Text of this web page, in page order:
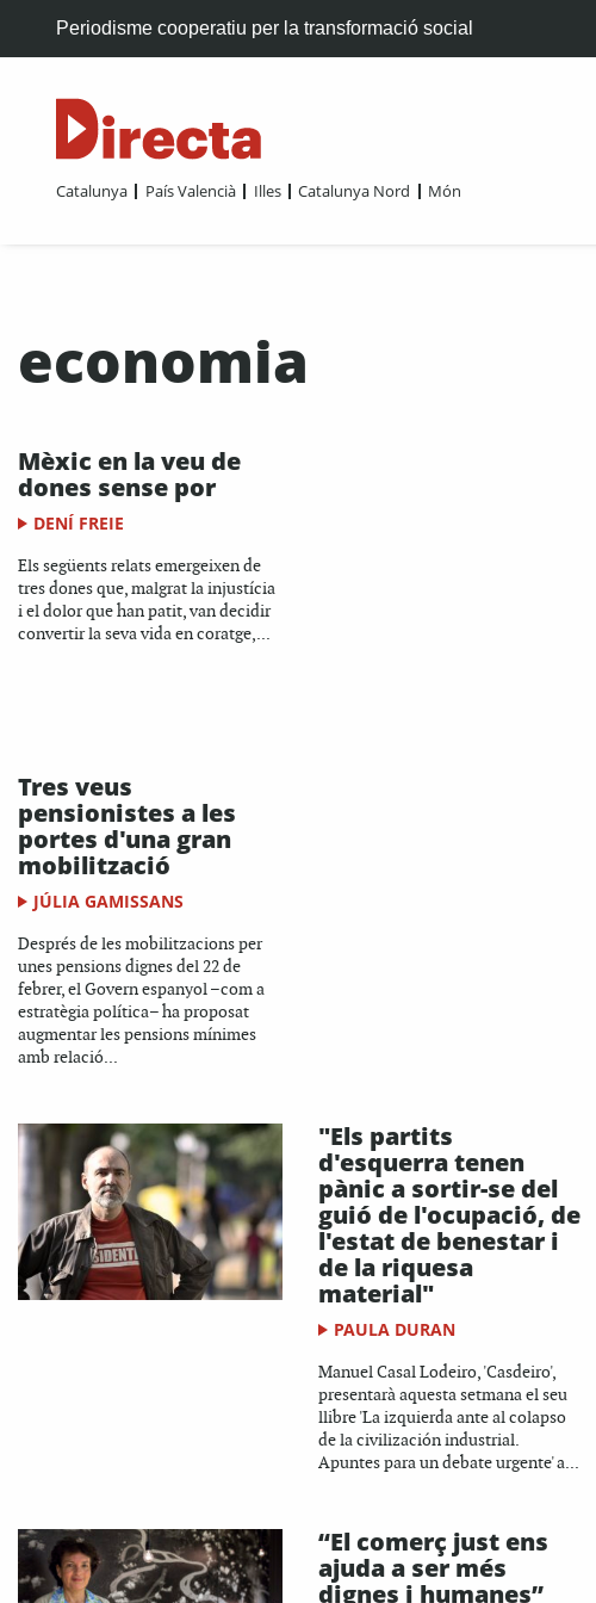
Periodisme cooperatiu per la transformació social
Catalunya País Valencià Illes Catalunya Nord Món
economia
Mèxic en la veu de
dones sense por
DENÍ FREIE
Els següents relats emergeixen de
tres dones que, malgrat la injustícia
i el dolor que han patit, van decidir
convertir la seva vida en coratge,...
Tres veus
pensionistes a les
portes d'una gran
mobilització
JÚLIA GAMISSANS
Després de les mobilitzacions per
unes pensions dignes del 22 de
febrer, el Govern espanyol –com a
estratègia política– ha proposat
augmentar les pensions mínimes
amb relació...
"Els partits
d'esquerra tenen
pànic a sortir-se del
guió de l'ocupació, de
l'estat de benestar i
de la riquesa
material"
PAULA DURAN
Manuel Casal Lodeiro, 'Casdeiro',
presentarà aquesta setmana el seu
llibre 'La izquierda ante al colapso
de la civilización industrial.
Apuntes para un debate urgente' a...
“El comerç just ens
ajuda a ser més
dignes i humanes”